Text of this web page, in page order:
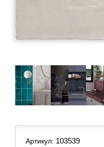
Артикул: 103539